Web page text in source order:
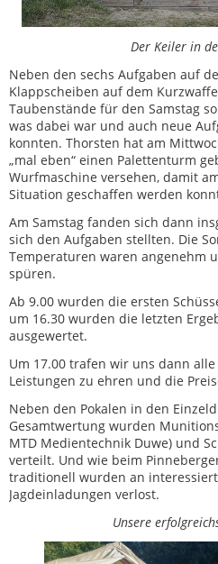
Der Keiler in
Neben den sechs Aufgaben auf
Klappscheiben auf dem
Taubenstände für den Samstag
was dabei war und auch neue
konnten. Thorsten hat am
„mal eben“ einen Palettenturm
Wurfmaschine versehen, damit
Situation geschaffen werden
Am Samstag fanden sich dann
sich den Aufgaben stellten. Die
Temperaturen waren angenehm
spüren.
Ab 9.00 wurden die ersten
um 16.30 wurden die letzten
ausgewertet.
Um 17.00 trafen wir uns dann
Leistungen zu ehren und die
Neben den Pokalen in den
Gesamtwertung wurden
MTD Medientechnik Duwe) und
verteilt. Und wie beim
traditionell wurden an
Jagdeinladungen verlost.
Unsere